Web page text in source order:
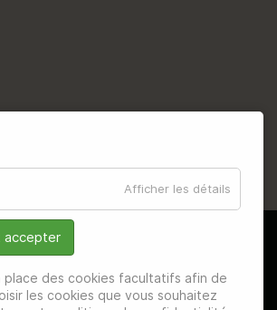
Afficher les détails
accepter
des cookies facultatifs afin de
les cookies que vous souhaitez